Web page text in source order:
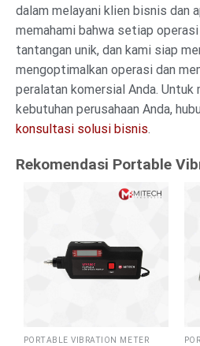
dalam melayani klien bisnis dan
memahami bahwa setiap
tantangan unik, dan kami siap
mengoptimalkan operasi dan
peralatan komersial Anda. Untuk
kebutuhan perusahaan Anda,
konsultasi solusi bisnis.
Rekomendasi Portable
PORTABLE VIBRATION METER